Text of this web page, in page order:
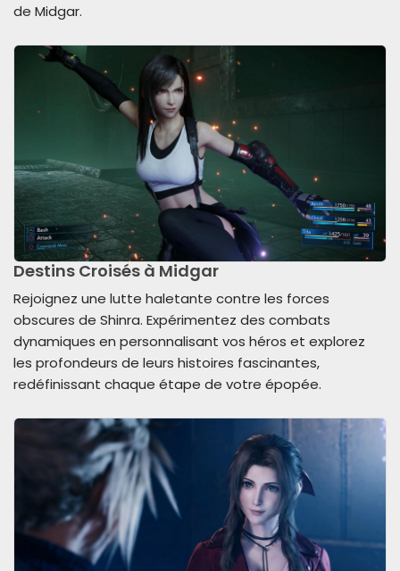
de Midgar.
Destins Croisés à Midgar
Rejoignez une lutte haletante contre les forces
obscures de Shinra. Expérimentez des combats
dynamiques en personnalisant vos héros et explorez
les profondeurs de leurs histoires fascinantes,
redéfinissant chaque étape de votre épopée.